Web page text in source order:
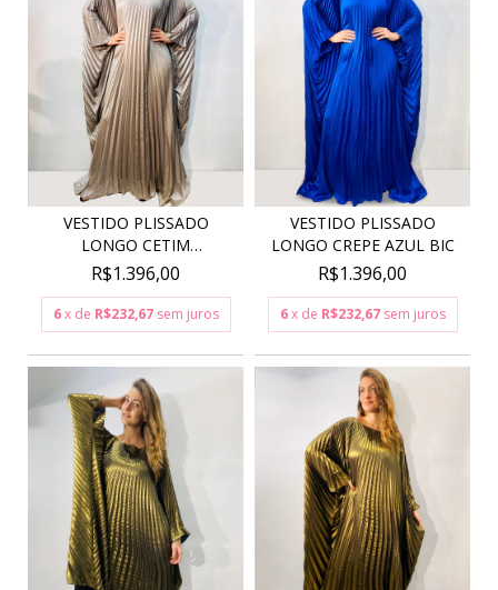
VESTIDO PLISSADO
LONGO CETIM
CHAMPAGNE
R$1.396,00
6 x de R$232,67 sem juros
VESTIDO PLISSADO
LONGO CREPE AZUL BIC
R$1.396,00
6 x de R$232,67 sem juros